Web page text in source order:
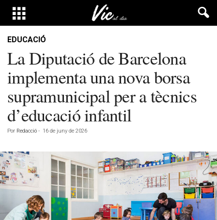
EDUCACIÓ
La Diputació de Barcelona
implementa una nova borsa
supramunicipal per a tècnics
d’educació infantil
Por Redacció - 16 de juny de 2026